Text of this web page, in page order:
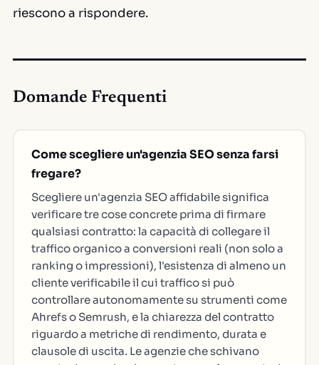
riescono a rispondere.
Domande Frequenti
Come scegliere un'agenzia SEO senza farsi
fregare?
Scegliere un'agenzia SEO affidabile significa
verificare tre cose concrete prima di firmare
qualsiasi contratto: la capacità di collegare il
traffico organico a conversioni reali (non solo a
ranking o impressioni), l'esistenza di almeno un
cliente verificabile il cui traffico si può
controllare autonomamente su strumenti come
Ahrefs o Semrush, e la chiarezza del contratto
riguardo a metriche di rendimento, durata e
clausole di uscita. Le agenzie che schivano